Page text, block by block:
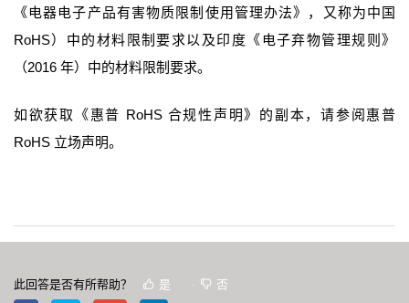
《电器电子产品有害物质限制使用管理办法》，又称为中国
RoHS）中的材料限制要求以及印度《电子弃物管理规则》
（2016 年）中的材料限制要求。
如欲获取《惠普 RoHS 合规性声明》的副本，请参阅 惠普
RoHS 立场声明。
此回答是否有所帮助？ 是 否